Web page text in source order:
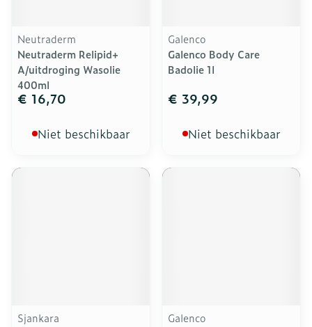
Neutraderm
Neutraderm Relipid+
A/uitdroging Wasolie
400ml
€ 16,70
Niet beschikbaar
Galenco
Galenco Body Care
Badolie 1l
€ 39,99
Niet beschikbaar
Sjankara
Galenco